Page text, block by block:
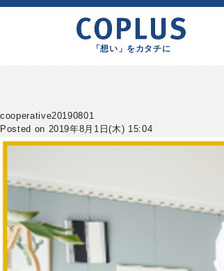
「想い」をカタチに
cooperative20190801
Posted on 2019年8月1日(木) 15:04